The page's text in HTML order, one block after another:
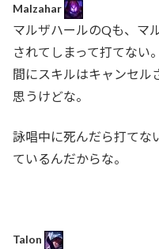
Malzahar
マルザハールのQも、マ
されてしまって打てない
間にスキルはキャンセル
思うけどな。
詠唱中に死んだら打てな
ているんだからな。
Talon